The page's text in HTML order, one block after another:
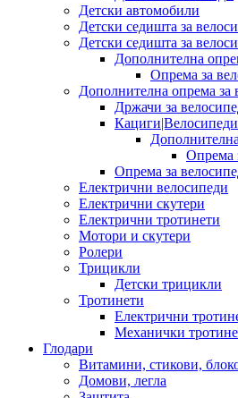
Детски автомобили
Детски седишта за
Детски седишта за
Дополнителна
Опрема за
Дополнителна опрема за
Држачи за
Опрема
Опрема за
Електрични велосипеди
Електрични скутери
Електрични тротинети
Мотори и скутери
Ролери
Трицикли
Детски трицикли
Тротинети
Електрични
Механички
Глодари
Витамини, стикови,
Домови, легла